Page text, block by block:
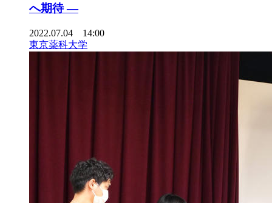
へ期待 —
2022.07.04 14:00
東京薬科大学